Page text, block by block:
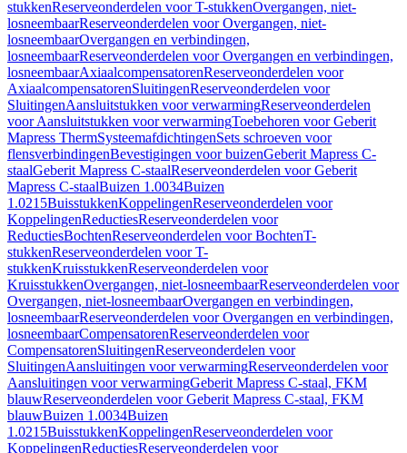
stukkenReserveonderdelen voor T-stukkenOvergangen, niet-
losneembaarReserveonderdelen voor Overgangen, niet-
losneembaarOvergangen en verbindingen,
losneembaarReserveonderdelen voor Overgangen en verbindingen,
losneembaarAxiaalcompensatorenReserveonderdelen voor
AxiaalcompensatorenSluitingenReserveonderdelen voor
SluitingenAansluitstukken voor verwarmingReserveonderdelen
voor Aansluitstukken voor verwarmingToebehoren voor Geberit
Mapress ThermSysteemafdichtingenSets schroeven voor
flensverbindingenBevestigingen voor buizenGeberit Mapress C-
staalGeberit Mapress C-staalReserveonderdelen voor Geberit
Mapress C-staalBuizen 1.0034Buizen
1.0215BuisstukkenKoppelingenReserveonderdelen voor
KoppelingenReductiesReserveonderdelen voor
ReductiesBochtenReserveonderdelen voor BochtenT-
stukkenReserveonderdelen voor T-
stukkenKruisstukkenReserveonderdelen voor
KruisstukkenOvergangen, niet-losneembaarReserveonderdelen voor
Overgangen, niet-losneembaarOvergangen en verbindingen,
losneembaarReserveonderdelen voor Overgangen en verbindingen,
losneembaarCompensatorenReserveonderdelen voor
CompensatorenSluitingenReserveonderdelen voor
SluitingenAansluitingen voor verwarmingReserveonderdelen voor
Aansluitingen voor verwarmingGeberit Mapress C-staal, FKM
blauwReserveonderdelen voor Geberit Mapress C-staal, FKM
blauwBuizen 1.0034Buizen
1.0215BuisstukkenKoppelingenReserveonderdelen voor
KoppelingenReductiesReserveonderdelen voor